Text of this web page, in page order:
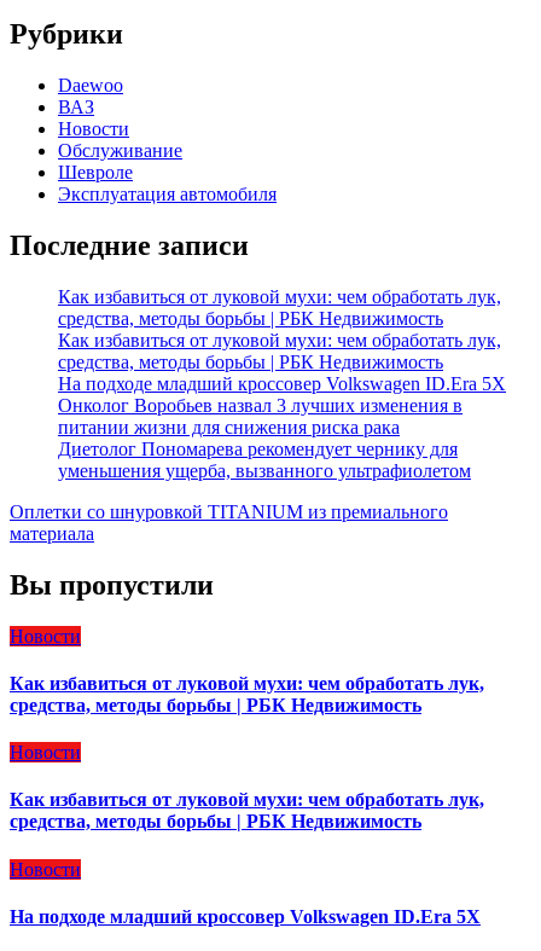
Рубрики
Daewoo
ВАЗ
Новости
Обслуживание
Шевроле
Эксплуатация автомобиля
Последние записи
Как избавиться от луковой мухи: чем обработать лук,
средства, методы борьбы | РБК Недвижимость
Как избавиться от луковой мухи: чем обработать лук,
средства, методы борьбы | РБК Недвижимость
На подходе младший кроссовер Volkswagen ID.Era 5X
Онколог Воробьев назвал 3 лучших изменения в
питании жизни для снижения риска рака
Диетолог Пономарева рекомендует чернику для
уменьшения ущерба, вызванного ультрафиолетом
Оплетки со шнуровкой TITANIUM из премиального
материала
Вы пропустили
Новости
Как избавиться от луковой мухи: чем обработать лук,
средства, методы борьбы | РБК Недвижимость
Новости
Как избавиться от луковой мухи: чем обработать лук,
средства, методы борьбы | РБК Недвижимость
Новости
На подходе младший кроссовер Volkswagen ID.Era 5X